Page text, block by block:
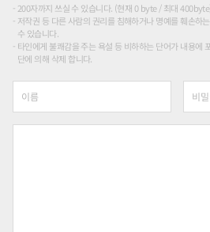
200자까지 쓰실 수 있습니다. (현재 0 byte / 최대
저작권 등 다른 사람의 권리를 침해하거나 명예를 훼손하
수 있습니다.
타인에게 불쾌감을 주는 욕설 등 비하하는 단어가 내용에
단에 의해 삭제 합니다.